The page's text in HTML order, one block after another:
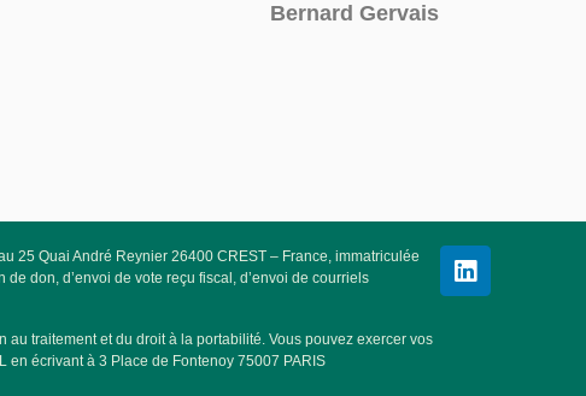
Bernard Gervais
25 Quai André Reynier 26400 CREST – France, immatriculée
don, d’envoi de vote reçu fiscal, d’envoi de courriels
au traitement et du droit à la portabilité. Vous pouvez exercer vos
en écrivant à 3 Place de Fontenoy 75007 PARIS